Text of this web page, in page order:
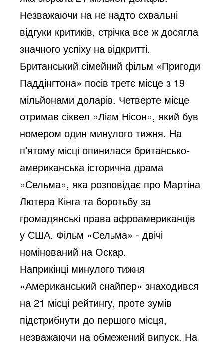
Незважаючи на не надто схвальні
відгуки критиків, стрічка все ж досягла
значного успіху на відкритті.
Британський сімейний фільм «Пригоди
Паддінгтона» посів третє місце з 19
мільйонами доларів. Четверте місце
отримав сіквел «Ліам Нісон», який був
номером один минулого тижня. На
п’ятому місці опинилася британсько-
американська історична драма
«Сельма», яка розповідає про Мартіна
Лютера Кінга та боротьбу за
громадянські права афроамериканців
у США. Фільм «Сельма» - двічі
номінований на Оскар.
Наприкінці минулого тижня
«Американський снайпер» знаходився
на 21 місці рейтингу, проте зумів
підстрибнути до першого місця,
незважаючи на обмежений випуск. На